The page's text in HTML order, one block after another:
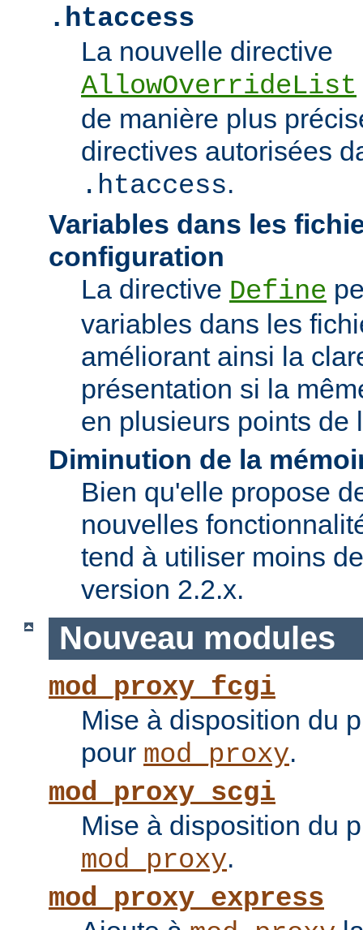
.htaccess
La nouvelle directive
AllowOverrideList
de manière plus
directives autorisées
.htaccess.
Variables dans les
configuration
La directive Define
variables dans les
améliorant ainsi la
présentation si la
en plusieurs points de
Diminution de la
Bien qu'elle propose
nouvelles
tend à utiliser moins
version 2.2.x.
Nouveau modules
mod_proxy_fcgi
Mise à disposition du
pour mod_proxy.
mod_proxy_scgi
Mise à disposition du
mod_proxy.
mod_proxy_express